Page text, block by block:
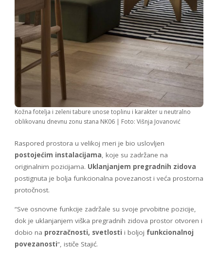
Kožna fotelja i zeleni tabure unose toplinu i karakter u neutralno
oblikovanu dnevnu zonu stana NK06 | Foto: Višnja Jovanović
Raspored prostora u velikoj meri je bio uslovljen
postojećim instalacijama, koje su zadržane na
originalnim pozicijama. Uklanjanjem pregradnih zidova
postignuta je bolja funkcionalna povezanost i veća prostorna
protočnost.
“Sve osnovne funkcije zadržale su svoje prvobitne pozicije,
dok je uklanjanjem viška pregradnih zidova prostor otvoren i
dobio na prozračnosti, svetlosti i boljoj funkcionalnoj
povezanosti“, ističe Stajić.